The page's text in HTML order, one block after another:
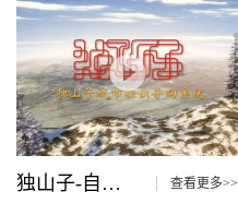
独山子-自由美 查看更多>>